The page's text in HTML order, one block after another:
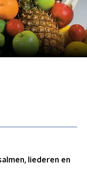
liederen en